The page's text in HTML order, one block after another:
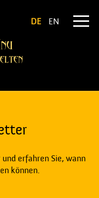
DE EN
erfahren Sie, wann
können.